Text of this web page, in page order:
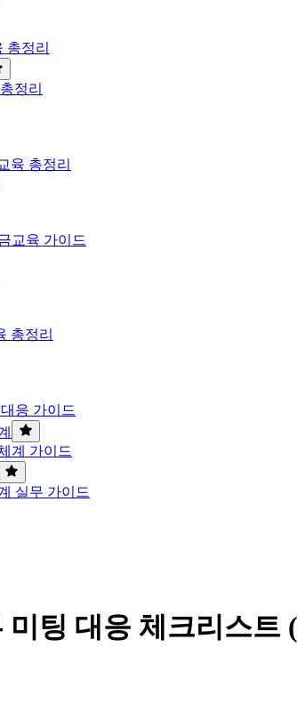
총정리
정리
육 총정리
교육 가이드
총정리
응 가이드
계 가이드
실무 가이드
미팅 대응 체크리스트